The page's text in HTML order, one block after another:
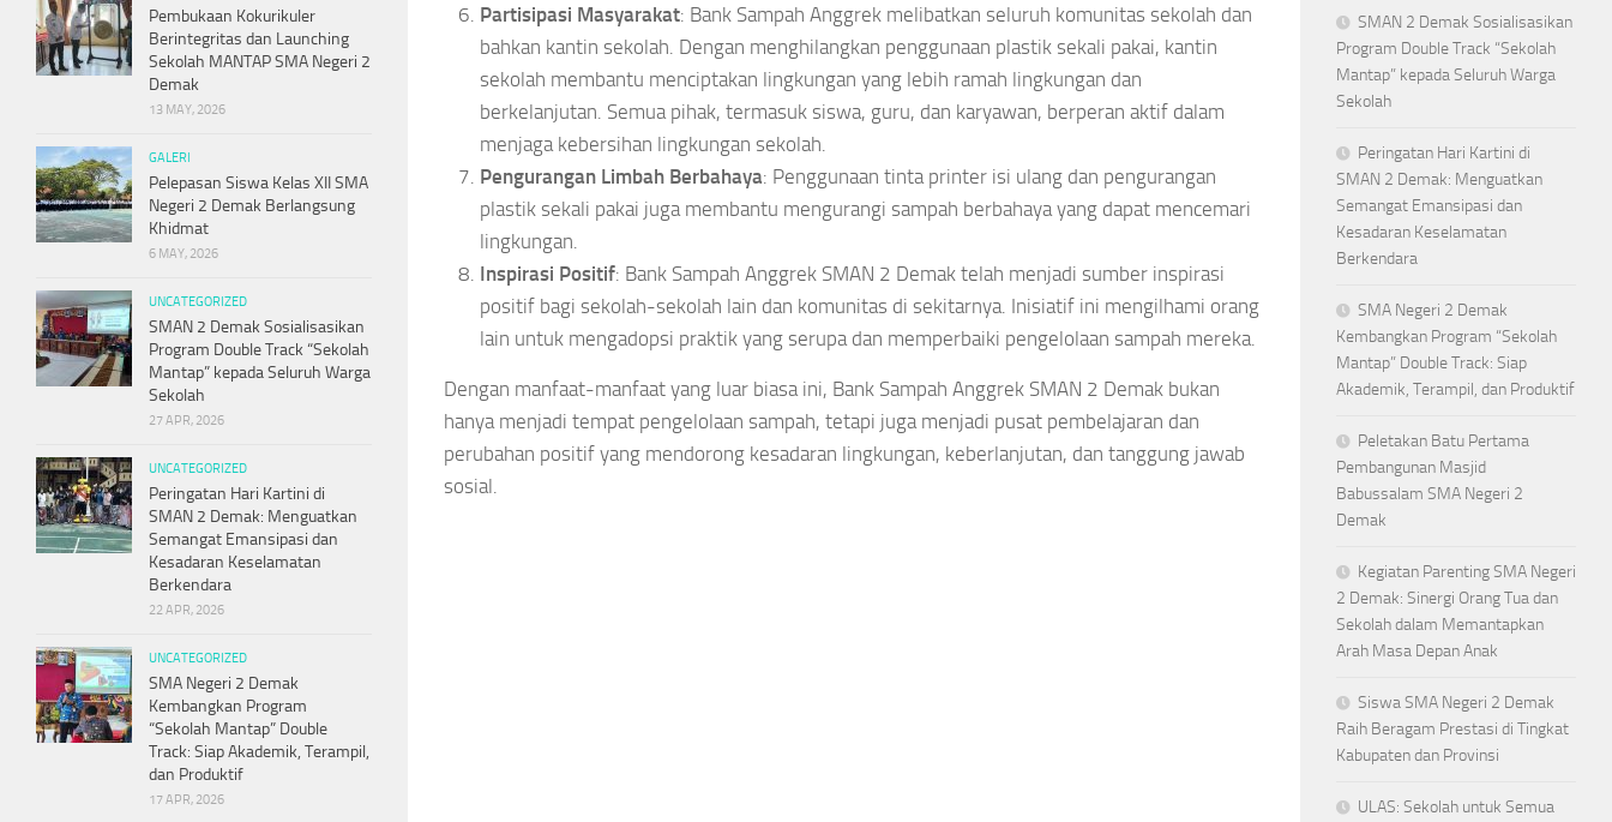
Partisipasi Masyarakat: Bank Sampah Anggrek melibatkan seluruh komunitas sekolah dan
bahkan kantin sekolah. Dengan menghilangkan penggunaan plastik sekali pakai, kantin
sekolah membantu menciptakan lingkungan yang lebih ramah lingkungan dan
berkelanjutan. Semua pihak, termasuk siswa, guru, dan karyawan, berperan aktif dalam
menjaga kebersihan lingkungan sekolah.
Pengurangan Limbah Berbahaya: Penggunaan tinta printer isi ulang dan pengurangan
plastik sekali pakai juga membantu mengurangi sampah berbahaya yang dapat mencemari
lingkungan.
Inspirasi Positif: Bank Sampah Anggrek SMAN 2 Demak telah menjadi sumber inspirasi
positif bagi sekolah-sekolah lain dan komunitas di sekitarnya. Inisiatif ini mengilhami orang
lain untuk mengadopsi praktik yang serupa dan memperbaiki pengelolaan sampah mereka.
Dengan manfaat-manfaat yang luar biasa ini, Bank Sampah Anggrek SMAN 2 Demak bukan
hanya menjadi tempat pengelolaan sampah, tetapi juga menjadi pusat pembelajaran dan
perubahan positif yang mendorong kesadaran lingkungan, keberlanjutan, dan tanggung jawab
sosial.
Pembukaan Kokurikuler
Berintegritas dan Launching
Sekolah MANTAP SMA Negeri 2
Demak
13 MAY, 2026
GALERI
Pelepasan Siswa Kelas XII SMA
Negeri 2 Demak Berlangsung
Khidmat
6 MAY, 2026
UNCATEGORIZED
SMAN 2 Demak Sosialisasikan
Program Double Track “Sekolah
Mantap” kepada Seluruh Warga
Sekolah
27 APR, 2026
UNCATEGORIZED
Peringatan Hari Kartini di
SMAN 2 Demak: Menguatkan
Semangat Emansipasi dan
Kesadaran Keselamatan
Berkendara
22 APR, 2026
UNCATEGORIZED
SMA Negeri 2 Demak
Kembangkan Program
“Sekolah Mantap” Double
Track: Siap Akademik, Terampil,
dan Produktif
17 APR, 2026
SMAN 2 Demak Sosialisasikan
Program Double Track “Sekolah
Mantap” kepada Seluruh Warga
Sekolah
Peringatan Hari Kartini di
SMAN 2 Demak: Menguatkan
Semangat Emansipasi dan
Kesadaran Keselamatan
Berkendara
SMA Negeri 2 Demak
Kembangkan Program “Sekolah
Mantap” Double Track: Siap
Akademik, Terampil, dan Produktif
Peletakan Batu Pertama
Pembangunan Masjid
Babussalam SMA Negeri 2
Demak
Kegiatan Parenting SMA Negeri
2 Demak: Sinergi Orang Tua dan
Sekolah dalam Memantapkan
Arah Masa Depan Anak
Siswa SMA Negeri 2 Demak
Raih Beragam Prestasi di Tingkat
Kabupaten dan Provinsi
ULAS: Sekolah untuk Semua